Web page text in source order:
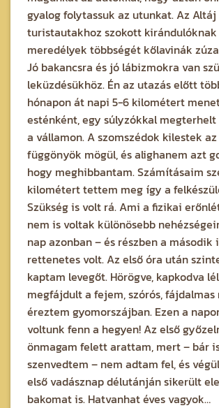
gyalog folytassuk az utunkat. Az Altáj
turistautakhoz szokott kirándulóknak
meredélyek többségét kőlavinák
Jó bakancsra és jó lábizmokra van
leküzdésükhöz. Én az utazás előtt
hónapon át napi 5-6 kilométert
esténként, egy súlyzókkal
a vállamon. A szomszédok kilestek
függönyök mögül, és alighanem azt
hogy meghibbantam. Számításaim
kilométert tettem meg így a
Szükség is volt rá. Ami a fizikai
nem is voltak különösebb
nap azonban – és részben a második
rettenetes volt. Az első óra után
kaptam levegőt. Hörögve, kapkodva
megfájdult a fejem, szórós,
éreztem gyomorszájban. Ezen a
voltunk fenn a hegyen! Az első
önmagam felett arattam, mert – bár
szenvedtem – nem adtam fel, és
első vadásznap délutánján sikerült
bakomat is. Hatvanhat éves vagyok…